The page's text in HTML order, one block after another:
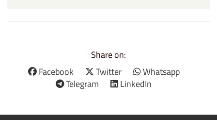
Share on:
Facebook
Twitter
Whatsapp
Telegram
LinkedIn